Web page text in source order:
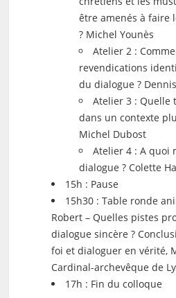
être amenés à faire
? Michel Younès
Atelier 2 :
revendications
du dialogue ?
Atelier 3 : Quelle
dans un contexte
Michel Dubost
Atelier 4 : A quoi
dialogue ? Colette
15h : Pause
15h30 : Table ronde
Robert – Quelles pistes
dialogue sincère ?
foi et dialoguer en vérité,
Cardinal-archevêque de
17h : Fin du colloque